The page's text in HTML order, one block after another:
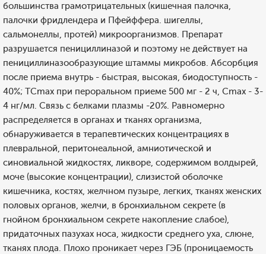
большинства грамотрицательных (кишечная палочка,
палочки фридлендера и Пфейффера. шигеллы,
сальмонеллы, протей) микроорганизмов. Препарат
разрушается пенициллиназой и поэтому не действует на
пенициллиназообразующие штаммы микробов. Абсорбция
после приема внутрь - быстрая, высокая, биодоступность -
40%; ТСmах при пероральном приеме 500 мг - 2 ч, Сmах - 3-
4 нг/мл. Связь с белками плазмы -20%. Равномерно
распределяется в органах и тканях организма,
обнаруживается в терапевтических концентрациях в
плевральной, перитонеальной, амниотической и
синовиальной жидкостях, ликворе, содержимом волдырей,
моче (высокие концентрации), слизистой оболочке
кишечника, костях, желчном пузыре, легких, тканях женских
половых органов, желчи, в бронхиальном секрете (в
гнойном бронхиальном секрете накопление слабое),
придаточных пазухах носа, жидкости среднего уха, слюне,
тканях плода. Плохо проникает через ГЭБ (проницаемость